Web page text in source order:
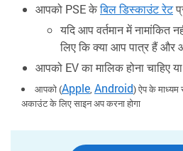
आपको PSE केबिल डिस्काउंट रेट
यदि आप वर्तमान में नामांकित
लिए कि क्या आप पात्र हैं और
आपको EV का मालिक होना चाहिए
आपको (Apple, Android) ऐप के माध्यम
अकाउंट के लिए साइन अप करना होगा